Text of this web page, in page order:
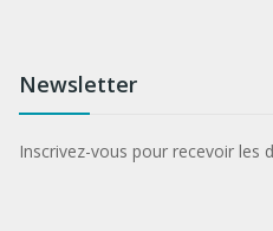
Newsletter
Inscrivez-vous pour recevoir les